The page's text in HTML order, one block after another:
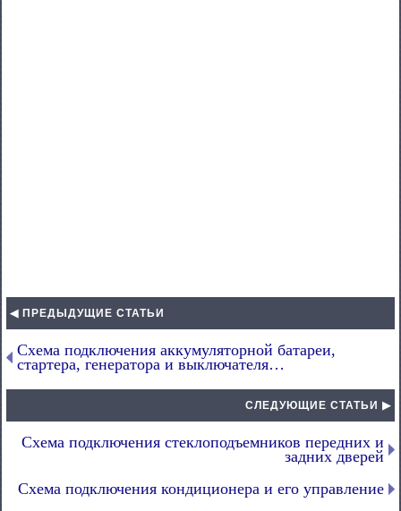
◀ ПРЕДЫДУЩИЕ СТАТЬИ
Схема подключения аккумуляторной батареи,
стартера, генератора и выключателя…
СЛЕДУЮЩИЕ СТАТЬИ ▶
Схема подключения стеклоподъемников передних и
задних дверей
Схема подключения кондиционера и его управление